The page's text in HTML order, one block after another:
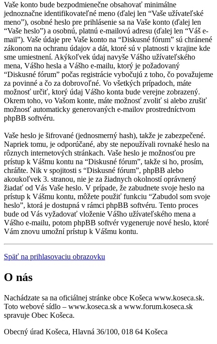
Vaše konto bude bezpodmienečne obsahovať minimálne
jednoznačne identifikovateľné meno (ďalej len “Vaše užívateľské
meno”), osobné heslo pre prihlásenie sa na Vaše konto (ďalej len
“Vaše heslo”) a osobnú, platnú e-mailovú adresu (ďalej len “Váš e-
mail”). Vaše údaje pre Vaše konto na “Diskusné fórum” sú chránené
zákonom na ochranu údajov a dát, ktoré sú v platnosti v krajine kde
sme umiestnení. Akýkoľvek údaj navyše Vášho užívateľského
mena, Vášho hesla a Vášho e-mailu, ktorý je požadovaný
“Diskusné fórum” počas registrácie vybočujú z toho, čo považujeme
za povinné a čo za dobrovoľné. Vo všetkých prípadoch, máte
možnosť určiť, ktorý údaj Vášho konta bude verejne zobrazený.
Okrem toho, vo Vašom konte, máte možnosť zvoliť si alebo zrušiť
možnosť automaticky generovaných e-mailov prostredníctvom
phpBB softvéru.
Vaše heslo je šifrované (jednosmerný hash), takže je zabezpečené.
Napriek tomu, je odporúčané, aby ste nepoužívali rovnaké heslo na
rôznych internetových stránkach. Vaše heslo je možnosťou pre
prístup k Vášmu kontu na “Diskusné fórum”, takže si ho, prosím,
chráňte. Nik v spojitosti s “Diskusné fórum”, phpBB alebo
akoukoľvek 3. stranou, nie je za žiadnych okolností oprávnený
žiadať od Vás Vaše heslo. V prípade, že zabudnete svoje heslo na
prístup k Vášmu kontu, môžete použiť funkciu “Zabudol som svoje
heslo”, ktorá je dostupná v rámci phpBB softvéru. Tento proces
bude od Vás vyžadovať vloženie Vášho užívateľského mena a
Vášho e-mailu, potom phpBB softvér vygeneruje nové heslo, ktoré
Vám znovu umožní prístup k Vášmu kontu.
Späť na prihlasovaciu obrazovku
O nás
Nachádzate sa na oficiálnej stránke obce Košeca www.koseca.sk.
Toto webové sídlo – www.koseca.sk a www.forum.koseca.sk
spravuje Obec Košeca.
Obecný úrad Košeca, Hlavná 36/100, 018 64 Košeca